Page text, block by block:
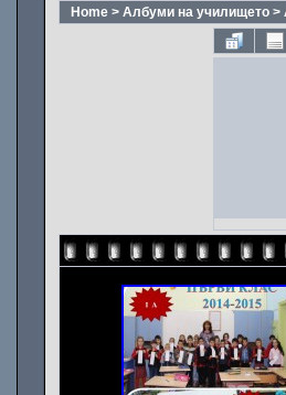
Home > Албуми на училището >